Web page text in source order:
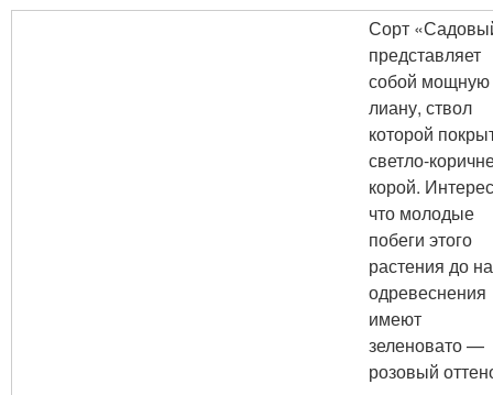
Сорт
представляет
собой мощную
лиану, ствол
которой
светло-
корой.
что молодые
побеги этого
растения до
одревеснения
имеют
зеленовато —
розовый